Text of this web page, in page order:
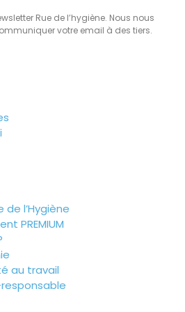
Rue de l’hygiène. Nous nous
votre email à des tiers.
de l’Hygiène
PREMIUM
au travail